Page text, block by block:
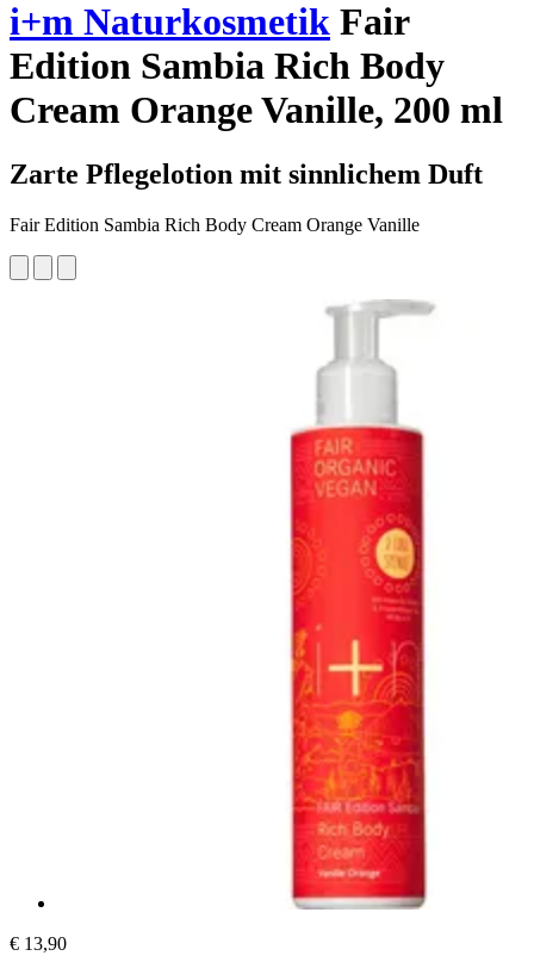
i+m Naturkosmetik Fair
Edition Sambia Rich Body
Cream Orange Vanille, 200 ml
Zarte Pflegelotion mit sinnlichem Duft
Fair Edition Sambia Rich Body Cream Orange Vanille
€ 13,90